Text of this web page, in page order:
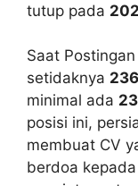
tutup pada
Saat
setidaknya 236
minimal ada
posisi ini,
membuat CV
berdoa